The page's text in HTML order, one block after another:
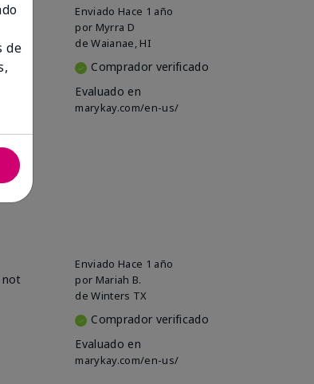
Enviado Hace 1 año
por Myrra D
de Waianae, HI
Comprador verificado
Evaluado en
marykay.com/en-us/
Enviado Hace 1 año
por Mariah B.
de Winters TX
Comprador verificado
Evaluado en
marykay.com/en-us/
not
de